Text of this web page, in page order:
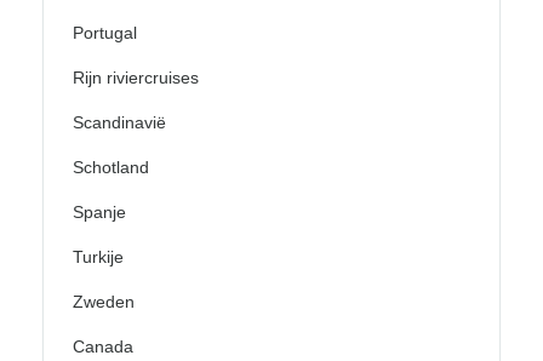
Portugal
Rijn riviercruises
Scandinavië
Schotland
Spanje
Turkije
Zweden
Canada